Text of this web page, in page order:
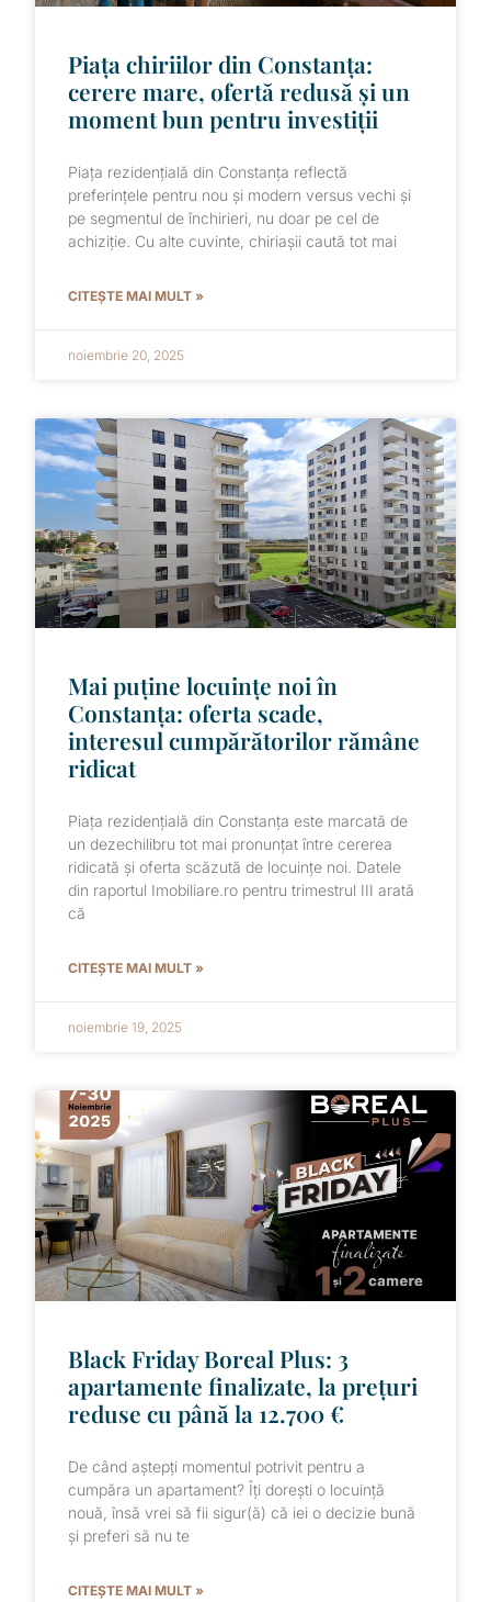
Piața chiriilor din Constanța:
cerere mare, ofertă redusă și un
moment bun pentru investiții
Piața rezidențială din Constanța reflectă
preferințele pentru nou și modern versus vechi și
pe segmentul de închirieri, nu doar pe cel de
achiziție. Cu alte cuvinte, chiriașii caută tot mai
CITEȘTE MAI MULT »
noiembrie 20, 2025
Mai puține locuințe noi în
Constanța: oferta scade,
interesul cumpărătorilor rămâne
ridicat
Piața rezidențială din Constanța este marcată de
un dezechilibru tot mai pronunțat între cererea
ridicată și oferta scăzută de locuințe noi. Datele
din raportul Imobiliare.ro pentru trimestrul III arată
că
CITEȘTE MAI MULT »
noiembrie 19, 2025
Black Friday Boreal Plus: 3
apartamente finalizate, la prețuri
reduse cu până la 12.700 €
De când aștepți momentul potrivit pentru a
cumpăra un apartament? Îți dorești o locuință
nouă, însă vrei să fii sigur(ă) că iei o decizie bună
și preferi să nu te
CITEȘTE MAI MULT »